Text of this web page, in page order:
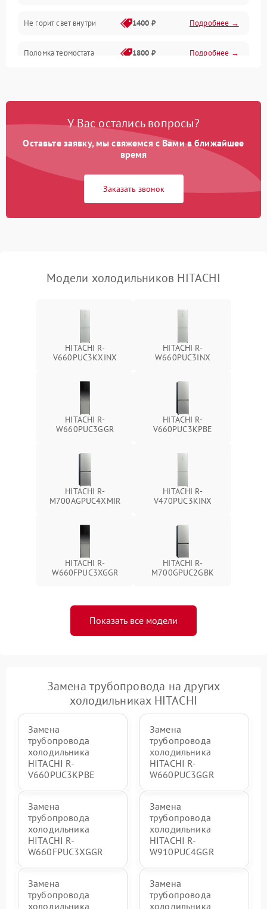
Не горит свет внутри 1400 ₽ Подробнее →
Поломка термостата 1800 ₽ Подробнее →
Образование конденсата
1800 ₽ Подробнее →
Сбой в работе инвертора
работе
2000 ₽ Подробнее →
У Вас остались вопросы?
Оставьте заявку, мы свяжемся с Вами в ближайшее
время
Заказать звонок
Модели холодильников HITACHI
HITACHI R-
V660PUC3KXINX
HITACHI R-
W660PUC3INX
HITACHI R-
W660PUC3GGR
HITACHI R-
V660PUC3KPBE
HITACHI R-
M700AGPUC4XMIR
HITACHI R-
V470PUC3KINX
HITACHI R-
W660FPUC3XGGR
HITACHI R-
M700GPUC2GBK
Показать все модели
Замена трубопровода на других
холодильниках HITACHI
Замена
трубопровода
холодильника
HITACHI R-
V660PUC3KPBE
Замена
трубопровода
холодильника
HITACHI R-
W660PUC3GGR
Замена
трубопровода
холодильника
HITACHI R-
W660FPUC3XGGR
Замена
трубопровода
холодильника
HITACHI R-
W910PUC4GGR
Замена
трубопровода
холодильника
Замена
трубопровода
холодильника